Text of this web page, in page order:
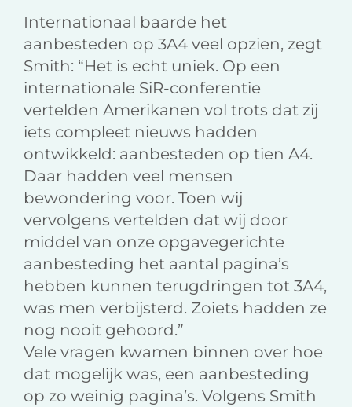
Internationaal baarde het
aanbesteden op 3A4 veel opzien, zegt
Smith: “Het is echt uniek. Op een
internationale SiR-conferentie
vertelden Amerikanen vol trots dat zij
iets compleet nieuws hadden
ontwikkeld: aanbesteden op tien A4.
Daar hadden veel mensen
bewondering voor. Toen wij
vervolgens vertelden dat wij door
middel van onze opgavegerichte
aanbesteding het aantal pagina’s
hebben kunnen terugdringen tot 3A4,
was men verbijsterd. Zoiets hadden ze
nog nooit gehoord.”
Vele vragen kwamen binnen over hoe
dat mogelijk was, een aanbesteding
op zo weinig pagina’s. Volgens Smith